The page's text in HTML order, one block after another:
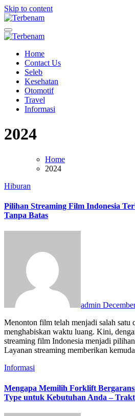
Skip to content
Terbenam
Blog terbenam senja
Blog terbenam senja
Home
Contact Us
Seleb
Kesehatan
Otomotif
Travel
Informasi
2024
Home
2024
Hiburan
Pilihan Streaming Film Indonesia
Tanpa Batas
admin
Menonton film telah menjadi salah satu cara terbaik untuk
menghabiskan waktu luang. Kini,
streaming film Indonesia menjadi
Layanan streaming memberikan
Informasi
Mengapa Memilih Forklift
Type untuk Kebutuhan Anda –